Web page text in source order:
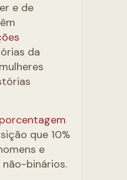
e de
da
que 10%
e
binários.